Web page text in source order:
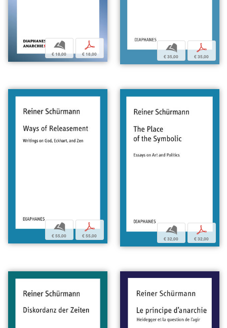
b
€ 18,00
p
€ 18,00
b
€ 35,00
p
€ 35,00
b
€ 55,00
p
€ 55,00
b
€ 32,00
p
€ 32,00